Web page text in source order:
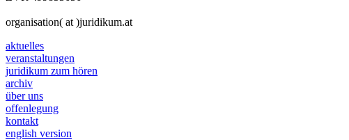
organisation( at )juridikum.at
aktuelles
veranstaltungen
juridikum zum hören
archiv
über uns
offenlegung
kontakt
english version